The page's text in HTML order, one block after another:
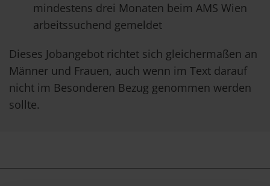
mindestens drei Monaten beim AMS Wien
arbeitssuchend gemeldet
Dieses Jobangebot richtet sich gleichermaßen an
Männer und Frauen, auch wenn im Text darauf
nicht im Besonderen Bezug genommen werden
sollte.